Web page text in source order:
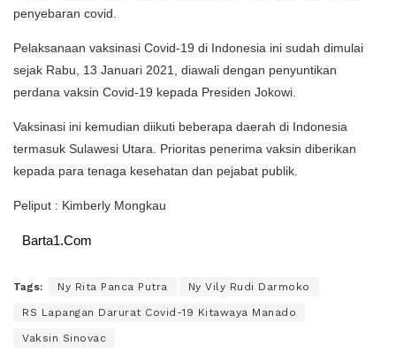
penyebaran covid.
Pelaksanaan vaksinasi Covid-19 di Indonesia ini sudah dimulai
sejak Rabu, 13 Januari 2021, diawali dengan penyuntikan
perdana vaksin Covid-19 kepada Presiden Jokowi.
Vaksinasi ini kemudian diikuti beberapa daerah di Indonesia
termasuk Sulawesi Utara. Prioritas penerima vaksin diberikan
kepada para tenaga kesehatan dan pejabat publik.
Peliput : Kimberly Mongkau
Barta1.Com
Tags: Ny Rita Panca Putra Ny Vily Rudi Darmoko
RS Lapangan Darurat Covid-19 Kitawaya Manado
Vaksin Sinovac